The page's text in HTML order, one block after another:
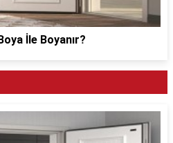
İle Boyanır?